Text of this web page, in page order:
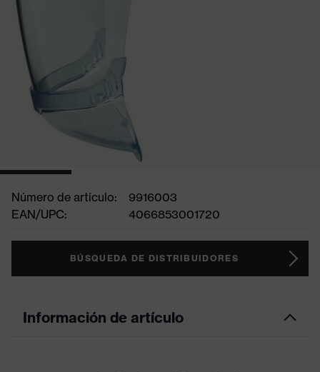
Número de artículo:
9916003
EAN/UPC:
4066853001720
BÚSQUEDA DE DISTRIBUIDORES
Información de artículo